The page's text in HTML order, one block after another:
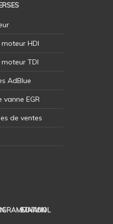
HDI
TDI
AdBlue
vanne EGR
de ventes
ETHANOL